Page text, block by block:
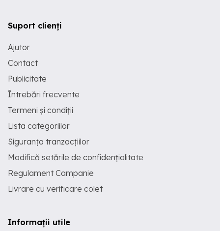
Suport clienți
Ajutor
Contact
Publicitate
Întrebări frecvente
Termeni și condiții
Lista categoriilor
Siguranța tranzacțiilor
Modifică setările de confidențialitate
Regulament Campanie
Livrare cu verificare colet
Informații utile